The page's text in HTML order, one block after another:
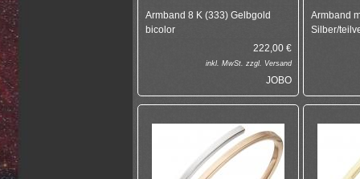
Armband 8 K (333) Gelbgold
bicolor
222,00 €
inkl. MwSt. zzgl. Versand
JOBO
Armband
Silber/